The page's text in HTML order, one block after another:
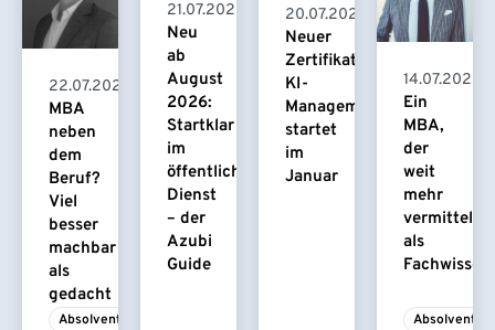
22.07.2026
MBA
neben
dem
Beruf?
Viel
besser
machbar
als
gedacht
Absolvent/-in
21.07.2026
Neu
ab
August
2026:
Startklar
im
öffentlichen
Dienst
– der
Azubi
Guide
20.07.2026
Neuer
Zertifikatskurs
KI-
Management
startet
im
Januar
14.07.2026
Ein
MBA,
der
weit
mehr
vermittelt
als
Fachwissen
Absolvent/-